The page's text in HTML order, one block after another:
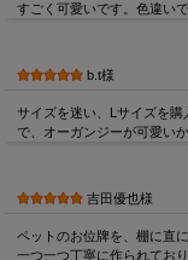
すごく可愛いです。色違い
b.t様
サイズを迷い、Lサイズを
で、オーガンジーが可愛いか
吉田優也様
ペットのお位牌を、棚に直
一つ一つ丁寧に作られてお